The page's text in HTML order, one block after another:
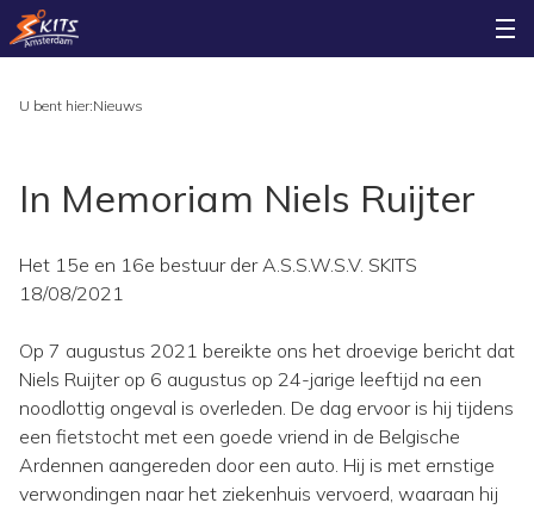
U bent hier:Nieuws
In Memoriam Niels Ruijter
Het 15e en 16e bestuur der A.S.S.W.S.V. SKITS
18/08/2021
Op 7 augustus 2021 bereikte ons het droevige bericht dat
Niels Ruijter op 6 augustus op 24-jarige leeftijd na een
noodlottig ongeval is overleden. De dag ervoor is hij tijdens
een fietstocht met een goede vriend in de Belgische
Ardennen aangereden door een auto. Hij is met ernstige
verwondingen naar het ziekenhuis vervoerd, waaraan hij